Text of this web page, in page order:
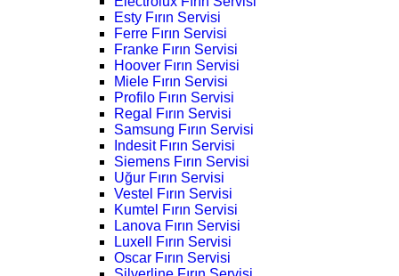
Esty Fırın Servisi
Ferre Fırın Servisi
Franke Fırın Servisi
Hoover Fırın Servisi
Miele Fırın Servisi
Profilo Fırın Servisi
Regal Fırın Servisi
Samsung Fırın Servisi
Indesit Fırın Servisi
Siemens Fırın Servisi
Uğur Fırın Servisi
Vestel Fırın Servisi
Kumtel Fırın Servisi
Lanova Fırın Servisi
Luxell Fırın Servisi
Oscar Fırın Servisi